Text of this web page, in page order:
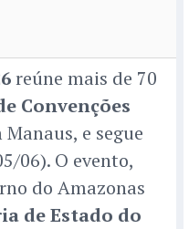
reúne mais de 70
Convenções
Manaus, e segue
06). O evento,
do Amazonas
de Estado do